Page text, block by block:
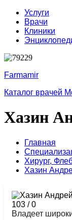
Услуги
Врачи
Клиники
Farmamir
Каталог врачей
Хазин
Главная
Хирург,
Хазин
103 /0
Владеет